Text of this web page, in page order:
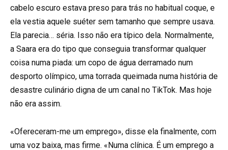
cabelo escuro estava preso para trás no habitual coque, e
ela vestia aquele suéter sem tamanho que sempre usava.
Ela parecia… séria. Isso não era típico dela. Normalmente,
a Saara era do tipo que conseguia transformar qualquer
coisa numa piada: um copo de água derramado num
desporto olímpico, uma torrada queimada numa história de
desastre culinário digna de um canal no TikTok. Mas hoje
não era assim.
«Ofereceram-me um emprego», disse ela finalmente, com
uma voz baixa, mas firme. «Numa clínica. É um emprego a